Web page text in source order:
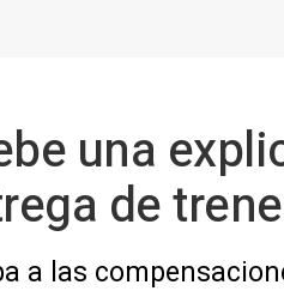
una
de
a las